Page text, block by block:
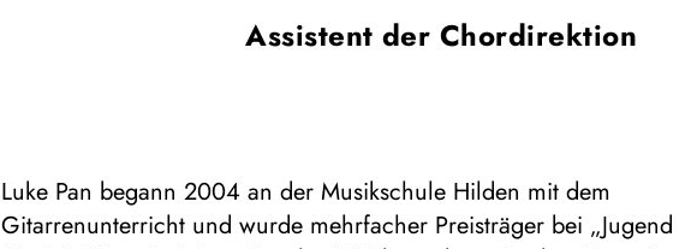
Assistent der Chordirektion
Luke Pan begann 2004 an der Musikschule Hilden mit dem
Gitarrenunterricht und wurde mehrfacher Preisträger bei „Jugend